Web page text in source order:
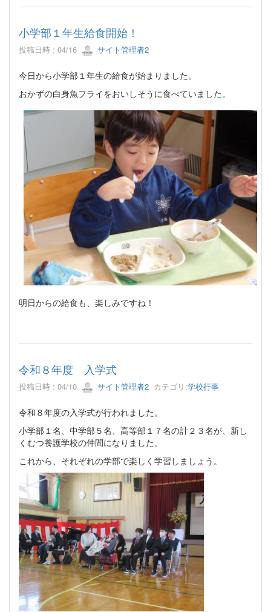
小学部１年生給食開始！
投稿日時 : 04/16 サイト管理者2
今日から小学部１年生の給食が始まりました。
おかずの白身魚フライをおいしそうに食べていました。
明日からの給食も、楽しみですね！
令和８年度 入学式
投稿日時 : 04/10 サイト管理者2 カテゴリ:学校行事
令和８年度の入学式が行われました。
小学部１名、中学部５名、高等部１７名の計２３名が、新し
くむつ養護学校の仲間になりました。
これから、それぞれの学部で楽しく学習しましょう。